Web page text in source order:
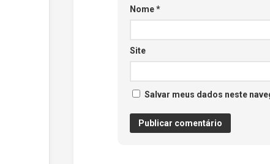
Nome*
Site
Salvar meus dados neste